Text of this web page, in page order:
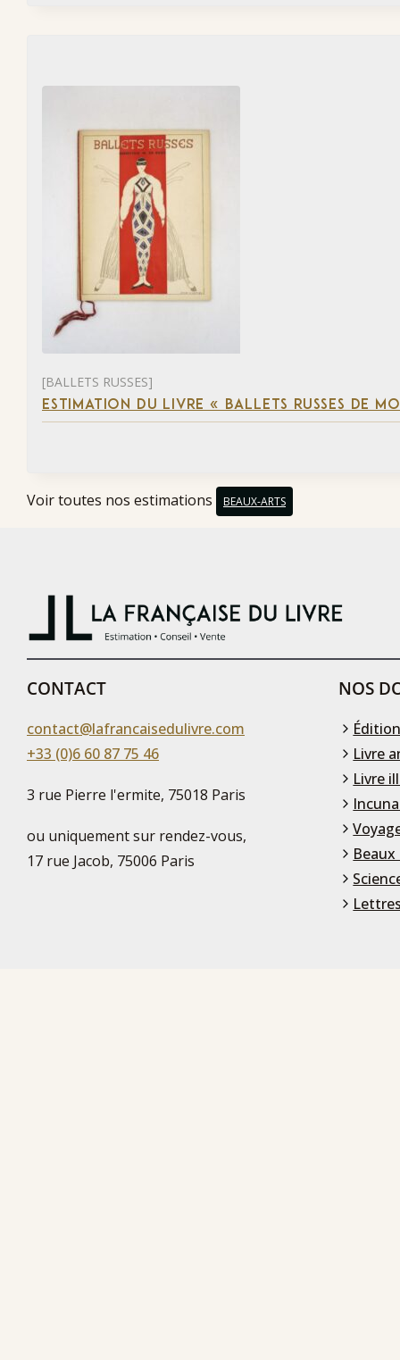
[BALLETS RUSSES]
ESTIMATION DU LIVRE « BALLETS RUSSES DE
Voir toutes nos estimations BEAUX-ARTS
CONTACT
contact@lafrancaisedulivre.com
+33 (0)6 60 87 75 46
3 rue Pierre l'ermite, 75018 Paris
ou uniquement sur rendez-vous,
17 rue Jacob, 75006 Paris
NOS
Livre
Livre